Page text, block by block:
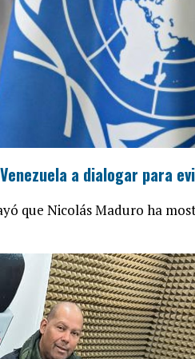
a dialogar para
que Nicolás Maduro ha